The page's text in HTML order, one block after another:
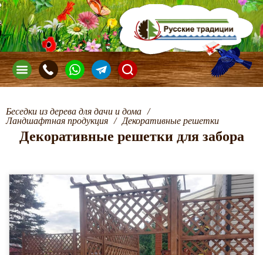
Беседки из дерева для дачи и дома /
Ландшафтная продукция / Декоративные решетки
Декоративные решетки для забора